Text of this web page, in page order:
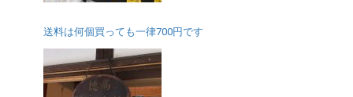
送料は何個買っても一律700円です